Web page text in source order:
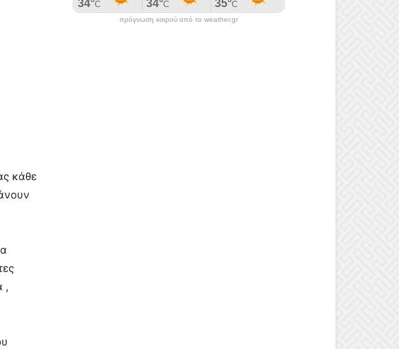
κάθε
,
πρόγνωση καιρού από το weather.gr